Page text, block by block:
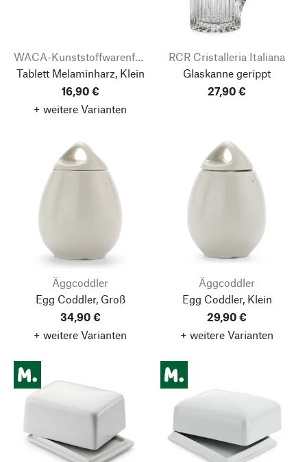
WACA-Kunststoffwarenfabrik
Tablett Melaminharz, Klein
16,90 €
+ weitere Varianten
RCR Cristalleria Italiana
Glaskanne gerippt
27,90 €
Äggcoddler
Egg Coddler, Groß
34,90 €
+ weitere Varianten
Äggcoddler
Egg Coddler, Klein
29,90 €
+ weitere Varianten